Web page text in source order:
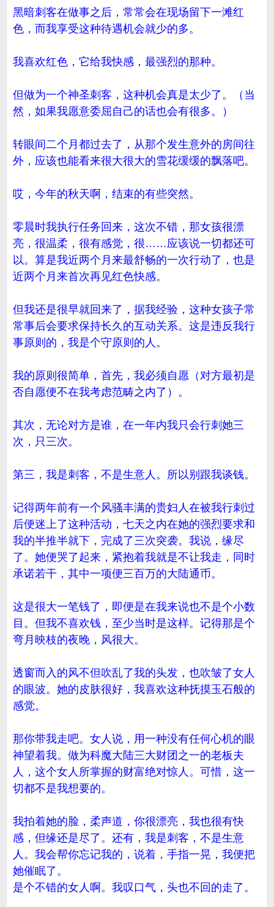
黑暗刺客在做事之后，常常会在现场留下一滩红
色，而我享受这种待遇机会就少的多。
我喜欢红色，它给我快感，最强烈的那种。
但做为一个神圣刺客，这种机会真是太少了。（当
然，如果我愿意委屈自己的话也会有很多。）
转眼间二个月都过去了，从那个发生意外的房间往
外，应该也能看来很大很大的雪花缓缓的飘落吧。
哎，今年的秋天啊，结束的有些突然。
零晨时我执行任务回来，这次不错，那女孩很漂
亮，很温柔，很有感觉，很……应该说一切都还可
以。算是我近两个月来最舒畅的一次行动了，也是
近两个月来首次再见红色快感。
但我还是很早就回来了，据我经验，这种女孩子常
常事后会要求保持长久的互动关系。这是违反我行
事原则的，我是个守原则的人。
我的原则很简单，首先，我必须自愿（对方最初是
否自愿便不在我考虑范畴之内了）。
其次，无论对方是谁，在一年内我只会行刺她三
次，只三次。
第三，我是刺客，不是生意人。所以别跟我谈钱。
记得两年前有一个风骚丰满的贵妇人在被我行刺过
后便迷上了这种活动，七天之内在她的强烈要求和
我的半推半就下，完成了三次突袭。我说，缘尽
了。她便哭了起来，紧抱着我就是不让我走，同时
承诺若干，其中一项便三百万的大陆通币。
这是很大一笔钱了，即便是在我来说也不是个小数
目。但我不喜欢钱，至少当时是这样。记得那是个
弯月映枝的夜晚，风很大。
透窗而入的风不但吹乱了我的头发，也吹皱了女人
的眼波。她的皮肤很好，我喜欢这种抚摸玉石般的
感觉。
那你带我走吧。女人说，用一种没有任何心机的眼
神望着我。做为科魔大陆三大财团之一的老板夫
人，这个女人所掌握的财富绝对惊人。可惜，这一
切都不是我想要的。
我拍着她的脸，柔声道，你很漂亮，我也很有快
感，但缘还是尽了。还有，我是刺客，不是生意
人。我会帮你忘记我的，说着，手指一晃，我便把
她催眠了。
是个不错的女人啊。我叹口气，头也不回的走了。